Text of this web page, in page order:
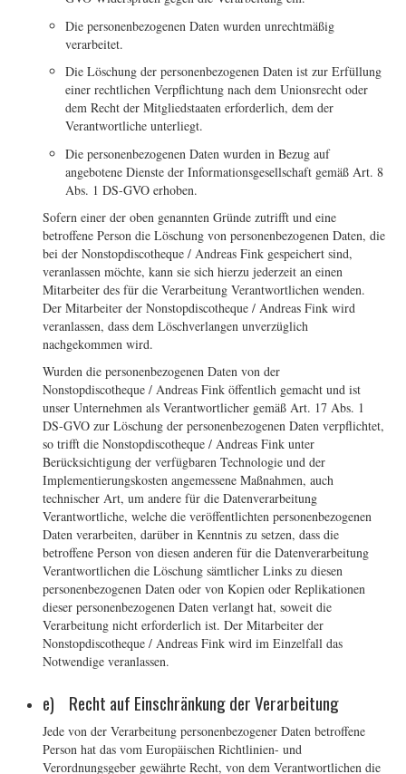
Die personenbezogenen Daten wurden unrechtmäßig
verarbeitet.
Die Löschung der personenbezogenen Daten ist zur Erfüllung
einer rechtlichen Verpflichtung nach dem Unionsrecht oder
dem Recht der Mitgliedstaaten erforderlich, dem der
Verantwortliche unterliegt.
Die personenbezogenen Daten wurden in Bezug auf
angebotene Dienste der Informationsgesellschaft gemäß Art. 8
Abs. 1 DS-GVO erhoben.
Sofern einer der oben genannten Gründe zutrifft und eine
betroffene Person die Löschung von personenbezogenen Daten, die
bei der Nonstopdiscotheque / Andreas Fink gespeichert sind,
veranlassen möchte, kann sie sich hierzu jederzeit an einen
Mitarbeiter des für die Verarbeitung Verantwortlichen wenden.
Der Mitarbeiter der Nonstopdiscotheque / Andreas Fink wird
veranlassen, dass dem Löschverlangen unverzüglich
nachgekommen wird.
Wurden die personenbezogenen Daten von der
Nonstopdiscotheque / Andreas Fink öffentlich gemacht und ist
unser Unternehmen als Verantwortlicher gemäß Art. 17 Abs. 1
DS-GVO zur Löschung der personenbezogenen Daten verpflichtet,
so trifft die Nonstopdiscotheque / Andreas Fink unter
Berücksichtigung der verfügbaren Technologie und der
Implementierungskosten angemessene Maßnahmen, auch
technischer Art, um andere für die Datenverarbeitung
Verantwortliche, welche die veröffentlichten personenbezogenen
Daten verarbeiten, darüber in Kenntnis zu setzen, dass die
betroffene Person von diesen anderen für die Datenverarbeitung
Verantwortlichen die Löschung sämtlicher Links zu diesen
personenbezogenen Daten oder von Kopien oder Replikationen
dieser personenbezogenen Daten verlangt hat, soweit die
Verarbeitung nicht erforderlich ist. Der Mitarbeiter der
Nonstopdiscotheque / Andreas Fink wird im Einzelfall das
Notwendige veranlassen.
e) Recht auf Einschränkung der Verarbeitung
Jede von der Verarbeitung personenbezogener Daten betroffene
Person hat das vom Europäischen Richtlinien- und
Verordnungsgeber gewährte Recht, von dem Verantwortlichen die